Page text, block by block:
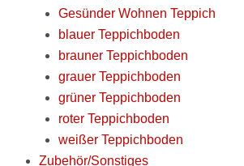
Gesünder Wohnen Teppich
blauer Teppichboden
brauner Teppichboden
grauer Teppichboden
grüner Teppichboden
roter Teppichboden
weißer Teppichboden
Zubehör/Sonstiges